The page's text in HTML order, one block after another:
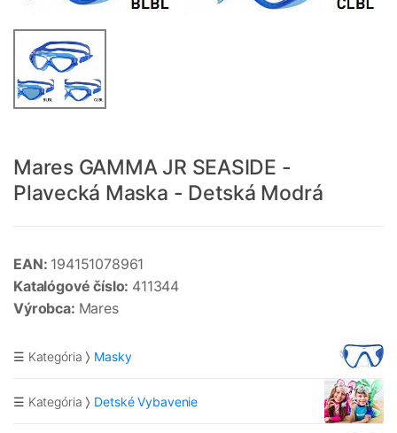
Mares GAMMA JR SEASIDE -
Plavecká Maska - Detská Modrá
EAN: 194151078961
Katalógové číslo: 411344
Výrobca: Mares
☰ Kategória Masky
☰ Kategória Detské Vybavenie